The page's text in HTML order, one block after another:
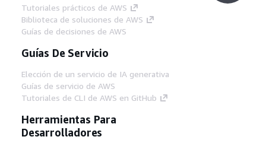
Tutoriales prácticos de AWS
Biblioteca de soluciones de AWS
Guías de decisiones de AWS
Guías De Servicio
Elección de un servicio de IA generativa
Guías de servicio de AWS
Tutoriales de CLI de AWS en GitHub
Herramientas Para
Desarrolladores